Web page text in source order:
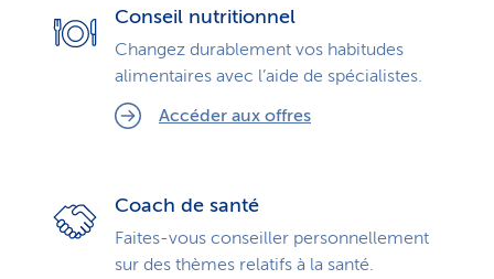
Conseil nutritionnel
Changez durablement vos habitudes
alimentaires avec l’aide de spécialistes.
Accéder aux offres
Coach de santé
Faites-vous conseiller personnellement
sur des thèmes relatifs à la santé.